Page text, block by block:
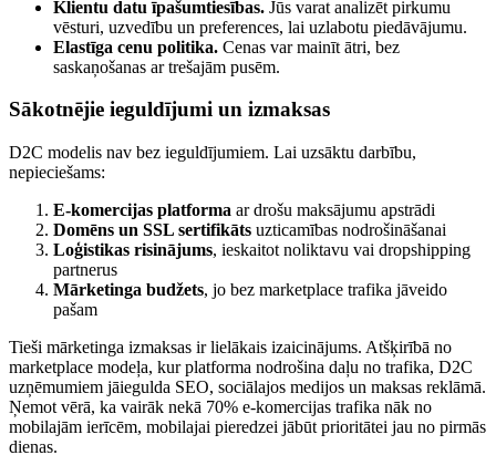
Klientu datu īpašumtiesības. Jūs varat analizēt pirkumu
vēsturi, uzvedību un preferences, lai uzlabotu piedāvājumu.
Elastīga cenu politika. Cenas var mainīt ātri, bez
saskaņošanas ar trešajām pusēm.
Sākotnējie ieguldījumi un izmaksas
D2C modelis nav bez ieguldījumiem. Lai uzsāktu darbību,
nepieciešams:
E-komercijas platforma ar drošu maksājumu apstrādi
Domēns un SSL sertifikāts uzticamības nodrošināšanai
Loģistikas risinājums, ieskaitot noliktavu vai dropshipping
partnerus
Mārketinga budžets, jo bez marketplace trafika jāveido
pašam
Tieši mārketinga izmaksas ir lielākais izaicinājums. Atšķirībā no
marketplace modeļa, kur platforma nodrošina daļu no trafika, D2C
uzņēmumiem jāiegulda SEO, sociālajos medijos un maksas reklāmā.
Ņemot vērā, ka vairāk nekā 70% e-komercijas trafika nāk no
mobilajām ierīcēm, mobilajai pieredzei jābūt prioritātei jau no pirmās
dienas.